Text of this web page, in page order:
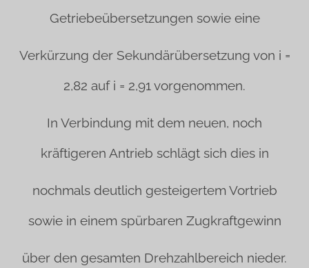
Getriebeübersetzungen sowie eine
Verkürzung der Sekundärübersetzung von i =
2,82 auf i = 2,91 vorgenommen.
In Verbindung mit dem neuen, noch
kräftigeren Antrieb schlägt sich dies in
nochmals deutlich gesteigertem Vortrieb
sowie in einem spürbaren Zugkraftgewinn
über den gesamten Drehzahlbereich nieder.